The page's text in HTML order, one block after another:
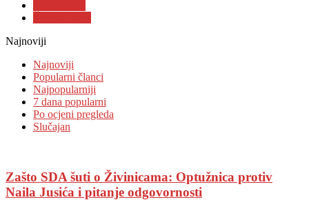
Najnoviji
Najnoviji
Popularni članci
Najpopularniji
7 dana popularni
Po ocjeni pregleda
Slučajan
Zašto SDA šuti o Živinicama: Optužnica protiv
Naila Jusića i pitanje odgovornosti